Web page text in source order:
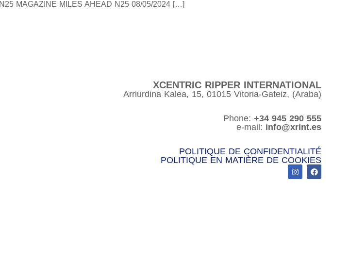
MAGAZINE MILES AHEAD N25 08/05/2024 […]
XCENTRIC RIPPER INTERNATIONAL
Arriurdina Kalea, 15, 01015 Vitoria-Gateiz, (Araba)
Phone: +34 945 290 555
e-mail: info@xrint.es
POLITIQUE DE CONFIDENTIALITÉ
POLITIQUE EN MATIÈRE DE COOKIES